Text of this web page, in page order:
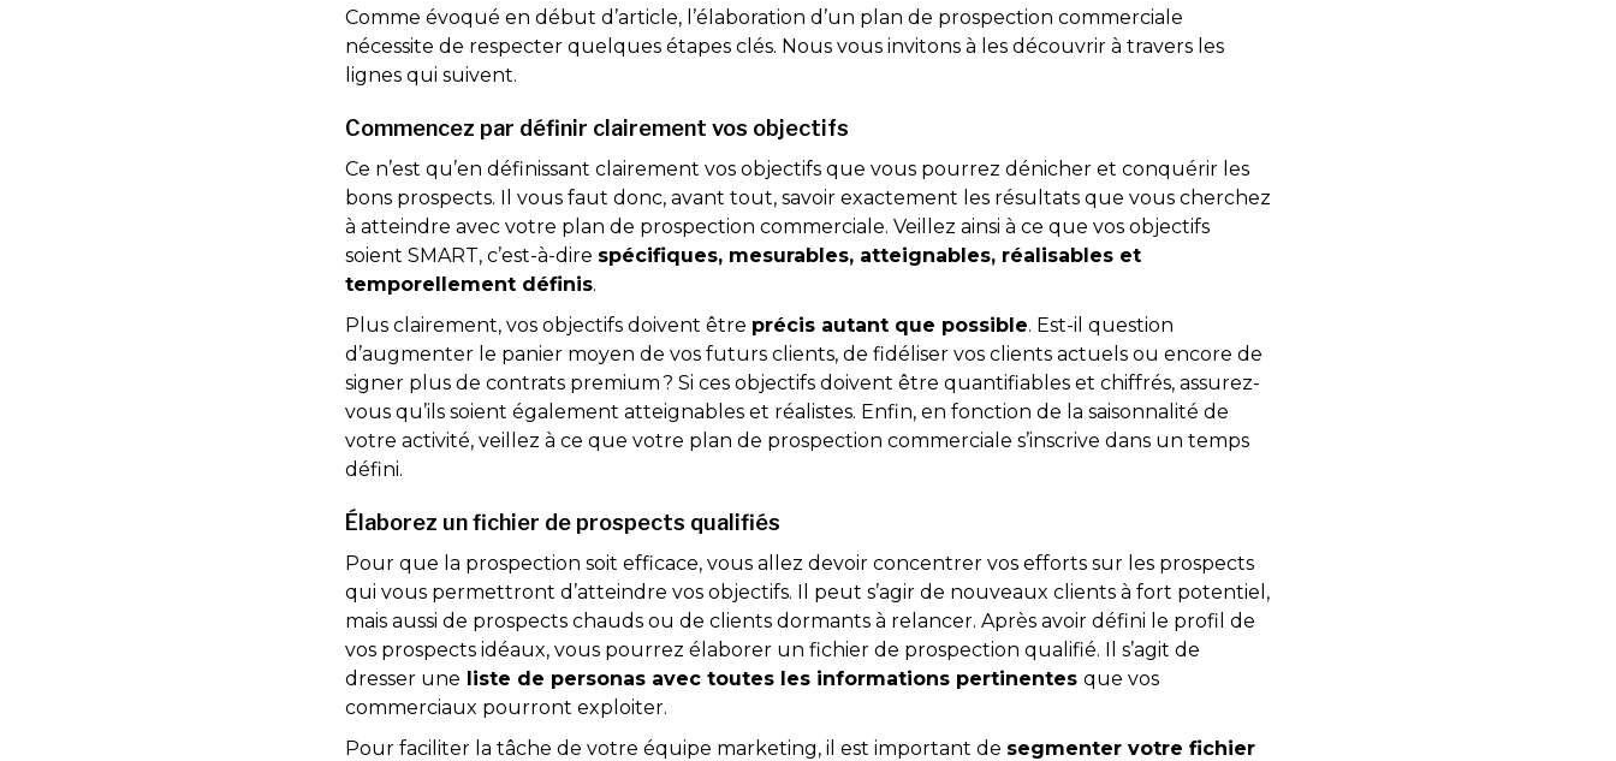
Comme évoqué en début d’article, l’élaboration d’un plan de prospection commerciale
nécessite de respecter quelques étapes clés. Nous vous invitons à les découvrir à travers les
lignes qui suivent.
Commencez par définir clairement vos objectifs
Ce n’est qu’en définissant clairement vos objectifs que vous pourrez dénicher et conquérir les
bons prospects. Il vous faut donc, avant tout, savoir exactement les résultats que vous cherchez
à atteindre avec votre plan de prospection commerciale. Veillez ainsi à ce que vos objectifs
soient SMART, c’est-à-dire spécifiques, mesurables, atteignables, réalisables et
temporellement définis.
Plus clairement, vos objectifs doivent être précis autant que possible. Est-il question
d’augmenter le panier moyen de vos futurs clients, de fidéliser vos clients actuels ou encore de
signer plus de contrats premium ? Si ces objectifs doivent être quantifiables et chiffrés, assurez-
vous qu’ils soient également atteignables et réalistes. Enfin, en fonction de la saisonnalité de
votre activité, veillez à ce que votre plan de prospection commerciale s’inscrive dans un temps
défini.
Élaborez un fichier de prospects qualifiés
Pour que la prospection soit efficace, vous allez devoir concentrer vos efforts sur les prospects
qui vous permettront d’atteindre vos objectifs. Il peut s’agir de nouveaux clients à fort potentiel,
mais aussi de prospects chauds ou de clients dormants à relancer. Après avoir défini le profil de
vos prospects idéaux, vous pourrez élaborer un fichier de prospection qualifié. Il s’agit de
dresser une liste de personas avec toutes les informations pertinentes que vos
commerciaux pourront exploiter.
Pour faciliter la tâche de votre équipe marketing, il est important de segmenter votre fichier